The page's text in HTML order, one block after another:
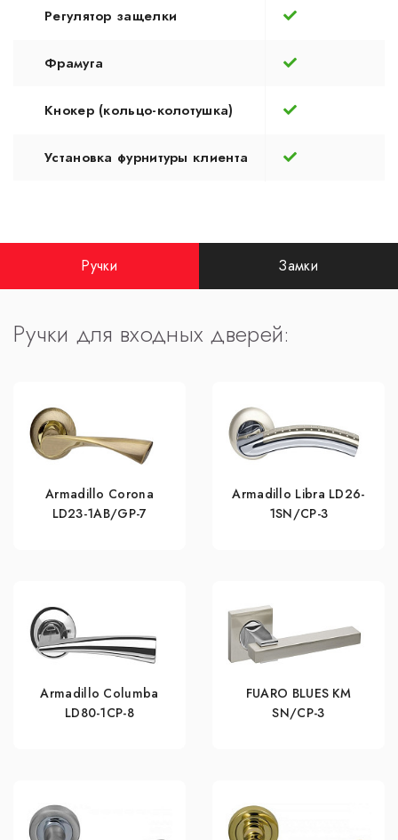
Регулятор защелки
Фрамуга
Кнокер (кольцо-колотушка)
Установка фурнитуры клиента
Ручки Замки
Ручки для входных дверей:
Armadillo Corona
LD23-1AB/GP-7
Armadillo Libra LD26-
1SN/CP-3
Armadillo Columba
LD80-1CP-8
FUARO BLUES KM
SN/CP-3